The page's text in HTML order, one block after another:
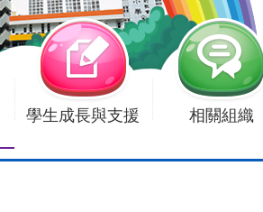
學生成長與支援 相關組織